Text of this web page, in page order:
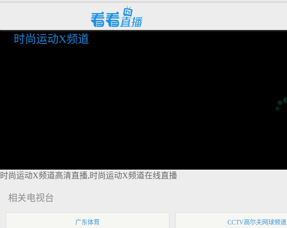
时尚运动X频道
时尚运动X频道高清直播,时尚运动X频道在线直播
相关电视台
广东体育 CCTV高尔夫网球频道